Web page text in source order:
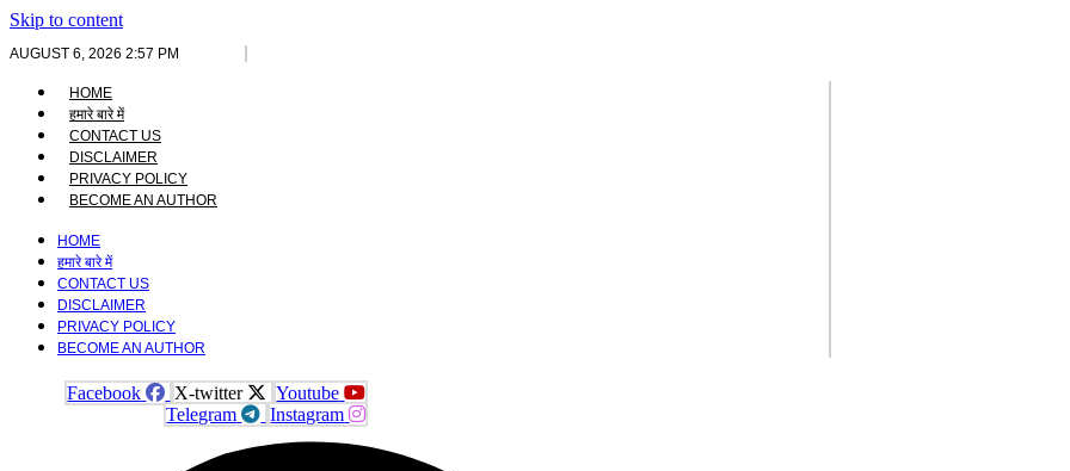
Skip to content
AUGUST 6, 2026 2:57 PM
HOME
हमारे बारे में
CONTACT US
DISCLAIMER
PRIVACY POLICY
BECOME AN AUTHOR
HOME
हमारे बारे में
CONTACT US
DISCLAIMER
PRIVACY POLICY
BECOME AN AUTHOR
Facebook X-twitter
Youtube
Telegram
Instagram